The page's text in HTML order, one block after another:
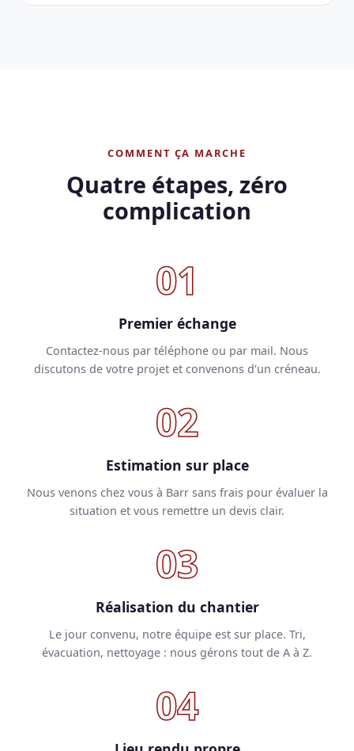
COMMENT ÇA MARCHE
Quatre étapes, zéro
complication
01
Premier échange
Contactez-nous par téléphone ou par mail. Nous
discutons de votre projet et convenons d'un créneau.
02
Estimation sur place
Nous venons chez vous à Barr sans frais pour évaluer la
situation et vous remettre un devis clair.
03
Réalisation du chantier
Le jour convenu, notre équipe est sur place. Tri,
évacuation, nettoyage : nous gérons tout de A à Z.
04